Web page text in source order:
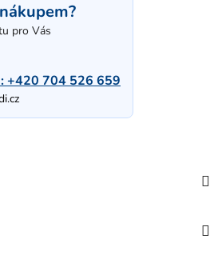
pro Vás
+420 704 526 659